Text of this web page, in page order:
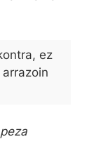
ez